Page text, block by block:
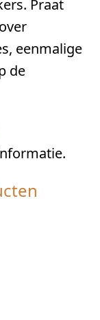
Praat
eenmalige
de